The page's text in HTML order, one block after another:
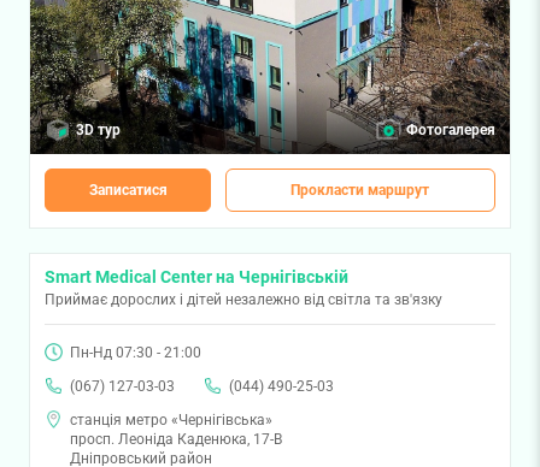
3D тур Фотогалерея
Записатися Прокласти маршрут
Smart Medical Center на Чернігівській
Приймає дорослих і дітей незалежно від світла та зв'язку
Пн-Нд 07:30 - 21:00
(067) 127-03-03
(044) 490-25-03
станція метро «Чернігівська»
просп. Леоніда Каденюка, 17-В
Дніпровський район